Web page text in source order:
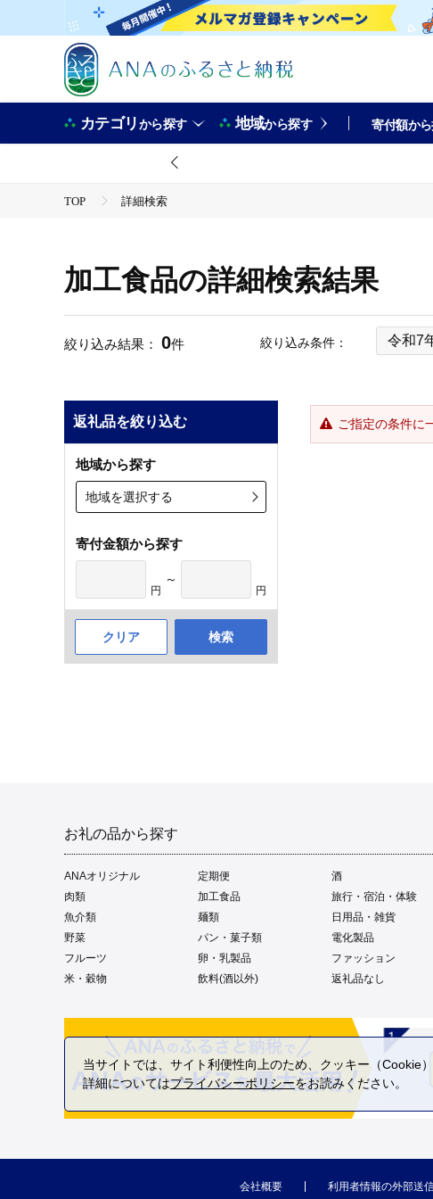
カテゴリから探す 地域から探す 寄付額か
TOP 詳細検索
加工食品の詳細検索結果
絞り込み結果： 0件 絞り込み条件： 令和7
返礼品を絞り込む
地域から探す
地域を選択する
寄付金額から探す
円
～
円
クリア 検索
ご指定の条件に
お礼の品から探す
ANAオリジナル 定期便
酒
肉類
加工食品
旅行・宿泊・体験
魚介類
麺類
日用品・雑貨
野菜
パン・菓子類
電化製品
フルーツ
卵・乳製品
ファッション
米・穀物
飲料(酒以外) 返礼品なし
会社概要 利用者情報の外部送
当サイトでは、サイト利便性向上のため、クッキー（Cookie
詳細についてはプライバシーポリシーをお読みください。